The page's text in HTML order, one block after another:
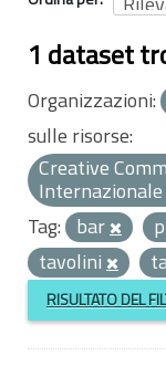
1 dataset
Organizzazioni:
sulle risorse:
Creative
Internazionale
Tag: bar
tavolini
RISULTATO DEL